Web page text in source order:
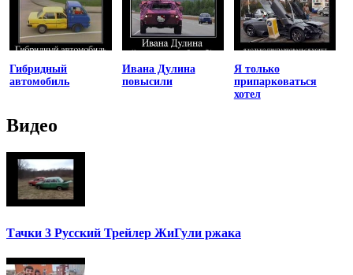
Гибридный
автомобиль
Ивана Дулина
повысили
Я только
припарковаться
хотел
Видео
Тачки 3 Русский Трейлер ЖиГули ржака